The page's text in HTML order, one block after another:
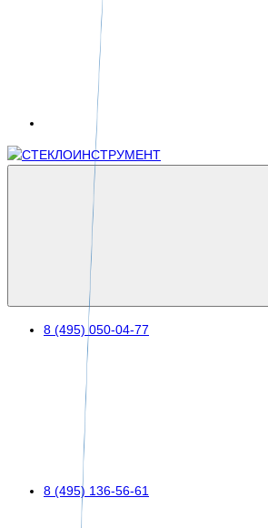
8 (495) 050-04-77
8 (495) 136-56-61